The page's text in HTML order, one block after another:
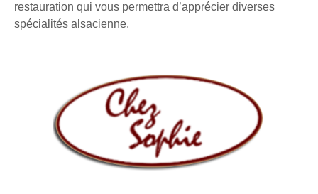
restauration qui vous permettra d’apprécier diverses
spécialités alsacienne.